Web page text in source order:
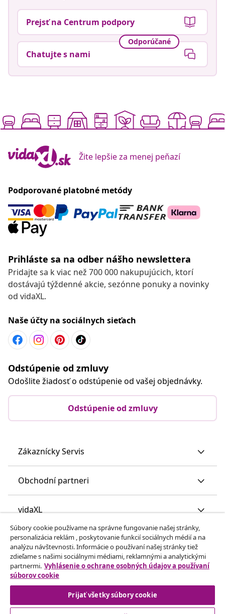
Prejsť na Centrum podpory
Odporúčané
Chatujte s nami
Žite lepšie za menej peňazí
Podporované platobné metódy
Prihláste sa na odber nášho newslettera
Pridajte sa k viac než 700 000 nakupujúcich, ktorí
dostávajú týždenné akcie, sezónne ponuky a novinky
od vidaXL.
Naše účty na sociálnych sieťach
Odstúpenie od zmluvy
Odošlite žiadosť o odstúpenie od vašej objednávky.
Odstúpenie od zmluvy
Zákaznícky Servis
Obchodní partneri
vidaXL
Nájdite viac
Súbory cookie používame na správne fungovanie našej stránky,
personalizácia reklám , poskytovanie funkcií sociálnych médií a na
analýzu návštevnosti. Informácie o používaní našej stránky tiež
zdieľame s našimi sociálnymi médiami, reklamnými a analytickými
partnermi. Vyhlásenie o ochrane osobných údajov a používaní
súborov cookie
Prijať všetky súbory cookie